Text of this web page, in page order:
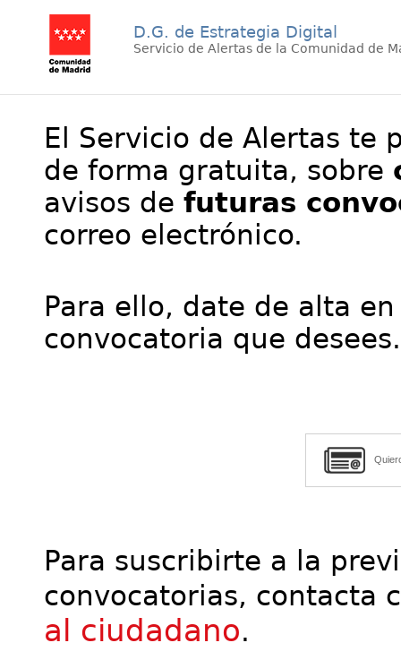
D.G. de Estrategia Digital
Servicio de Alertas de la Comunidad de
El Servicio de Alertas te
de forma gratuita, sobre
avisos de futuras
correo electrónico.
Para ello, date de alta
convocatoria que desees.
Para suscribirte a la
convocatorias, contacta
al ciudadano.